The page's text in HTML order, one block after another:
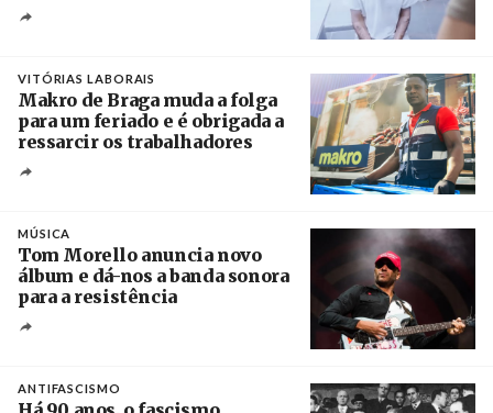
VITÓRIAS LABORAIS
Makro de Braga muda a folga
para um feriado e é obrigada a
ressarcir os trabalhadores
MÚSICA
Tom Morello anuncia novo
álbum e dá-nos a banda sonora
para a resistência
ANTIFASCISMO